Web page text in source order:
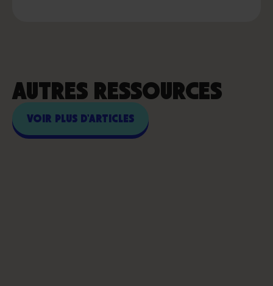
AUTRES RESSOURCES
VOIR PLUS D'ARTICLES